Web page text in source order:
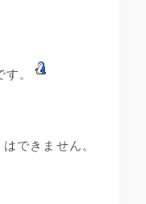
。
できません。